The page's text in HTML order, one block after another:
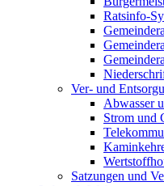
Ratsinfo-
Ver- und
Abwasser
Strom und
Satzungen und